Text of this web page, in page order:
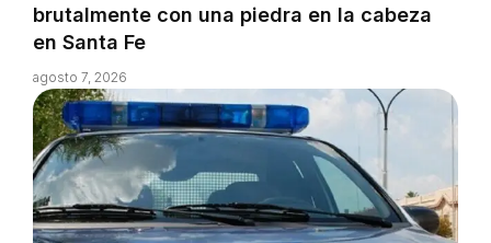
brutalmente con una piedra en la cabeza
en Santa Fe
agosto 7, 2026